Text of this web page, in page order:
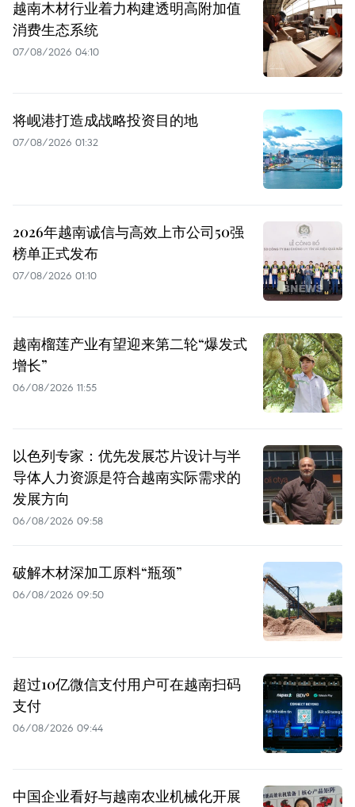
越南木材行业着力构建透明高附加值
消费生态系统
07/08/2026 04:10
将岘港打造成战略投资目的地
07/08/2026 01:32
2026年越南诚信与高效上市公司50强
榜单正式发布
07/08/2026 01:10
越南榴莲产业有望迎来第二轮“爆发式
增长”
06/08/2026 11:55
以色列专家：优先发展芯片设计与半
导体人力资源是符合越南实际需求的
发展方向
06/08/2026 09:58
破解木材深加工原料“瓶颈”
06/08/2026 09:50
超过10亿微信支付用户可在越南扫码
支付
06/08/2026 09:44
中国企业看好与越南农业机械化开展